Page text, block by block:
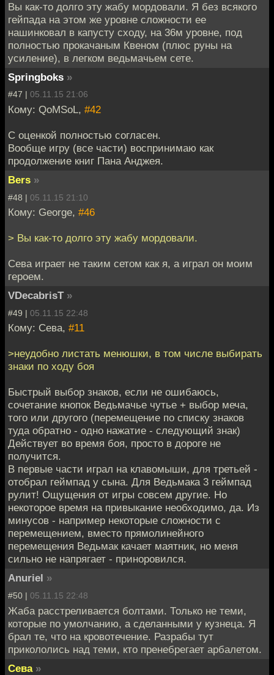
Вы как-то долго эту жабу мордовали. Я без всякого
гейпада на этом же уровне сложности ее
нашинковал в капусту сходу, на 36м уровне, под
полностью прокачаным Квеном (плюс руны на
усиление), в легком ведьмачьем сете.
Springboks »
#47 | 05.11.15 21:06
Кому: QoMSoL, #42
С оценкой полностью согласен.
Вообще игру (все части) воспринимаю как
продолжение книг Пана Анджея.
Bers »
#48 | 05.11.15 21:10
Кому: George, #46
> Вы как-то долго эту жабу мордовали.
Сева играет не таким сетом как я, а играл он моим
героем.
VDecabrisT »
#49 | 05.11.15 22:48
Кому: Сева, #11
>неудобно листать менюшки, в том числе выбирать
знаки по ходу боя
Быстрый выбор знаков, если не ошибаюсь,
сочетание кнопок Ведьмачье чутье + выбор меча,
того или другого (перемещение по списку знаков
туда обратно - одно нажатие - следующий знак)
Действует во время боя, просто в дороге не
получится.
В первые части играл на клавомыши, для третьей -
отобрал геймпад у сына. Для Ведьмака 3 геймпад
рулит! Ощущения от игры совсем другие. Но
некоторое время на привыкание необходимо, да. Из
минусов - например некоторые сложности с
перемещением, вместо прямолинейного
перемещения Ведьмак качает маятник, но меня
сильно не напрягает - приноровился.
Anuriel »
#50 | 05.11.15 22:48
Жаба расстреливается болтами. Только не теми,
которые по умолчанию, а сделанными у кузнеца. Я
брал те, что на кровотечение. Разрабы тут
прикололись над теми, кто пренебрегает арбалетом.
Сева »